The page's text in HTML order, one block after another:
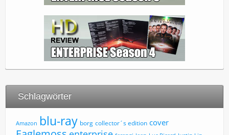
Schlagwörter
Amazon blu-ray borg collector´s edition cover